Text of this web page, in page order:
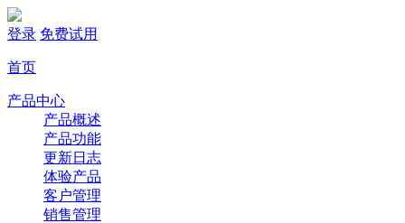
登录 免费试用
首页
产品中心
产品概述
产品功能
更新日志
体验产品
客户管理
销售管理